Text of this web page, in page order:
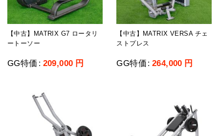
【中古】MATRIX G7 ロータリ
ートーソー
GG特価 : 209,000 円
【中古】MATRIX VERSA チェ
ストプレス
GG特価 : 264,000 円